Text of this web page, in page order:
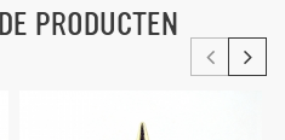
PRODUCTEN